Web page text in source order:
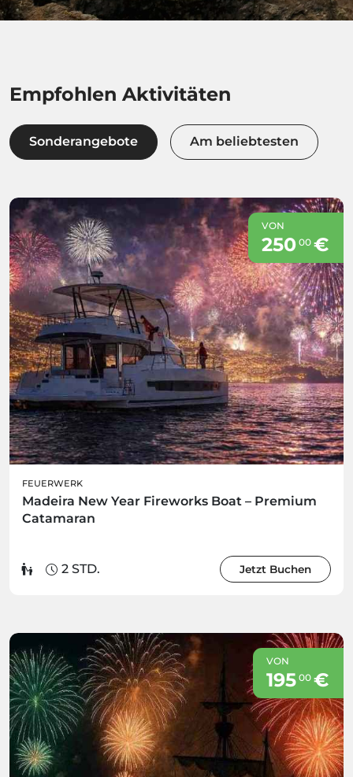
Empfohlen Aktivitäten
Sonderangebote Am beliebtesten
VON
250 00€
FEUERWERK
Madeira New Year Fireworks Boat – Premium
Catamaran
2 STD. Jetzt Buchen
VON
195 00€